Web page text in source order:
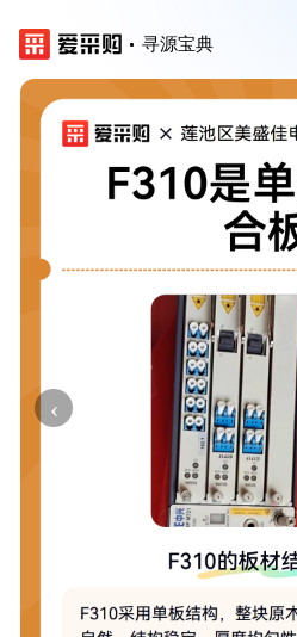
寻源宝典
‹